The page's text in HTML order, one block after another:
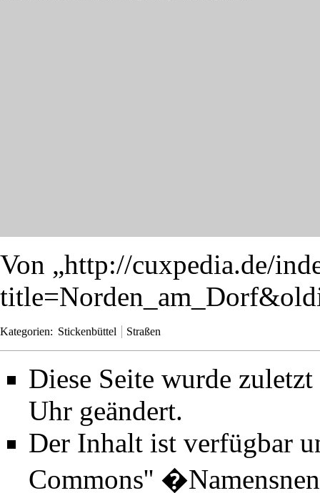
Von „http://cuxpedia.de/
Kategorien: Stickenbüttel Straßen
Diese Seite wurde
Uhr geändert.
Der Inhalt ist verfügbar
Commons''